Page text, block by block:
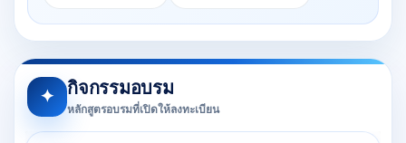
✦ กิจกรรมอบรม
หลักสูตรอบรมที่เปิดให้ลงทะเบียน